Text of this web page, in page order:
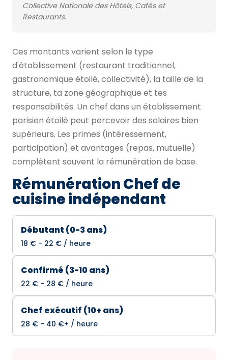
Collective Nationale des Hôtels, Cafés et
Restaurants.
Ces montants varient selon le type
d'établissement (restaurant traditionnel,
gastronomique étoilé, collectivité), la taille de la
structure, ta zone géographique et tes
responsabilités. Un chef dans un établissement
parisien étoilé peut percevoir des salaires bien
supérieurs. Les primes (intéressement,
participation) et avantages (repas, mutuelle)
complètent souvent la rémunération de base.
Rémunération Chef de
cuisine indépendant
Débutant (0-3 ans)
18 € - 22 € / heure
Confirmé (3-10 ans)
22 € - 28 € / heure
Chef exécutif (10+ ans)
28 € - 40 €+ / heure